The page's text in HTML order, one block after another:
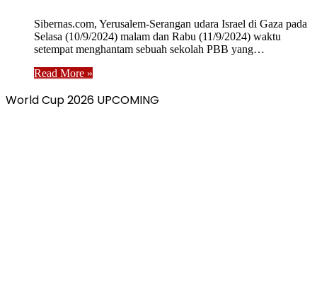
Sibernas.com, Yerusalem-Serangan udara Israel di Gaza pada
Selasa (10/9/2024) malam dan Rabu (11/9/2024) waktu
setempat menghantam sebuah sekolah PBB yang…
Read More »
World Cup 2026 UPCOMING